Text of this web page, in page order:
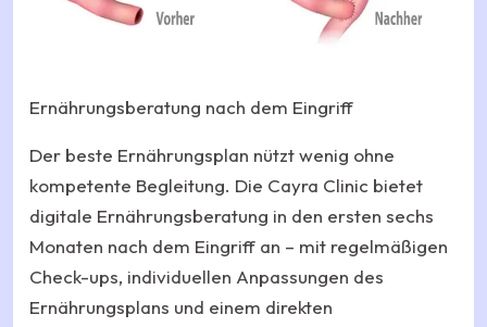
Ernährungsberatung nach dem Eingriff
Der beste Ernährungsplan nützt wenig ohne
kompetente Begleitung. Die Cayra Clinic bietet
digitale Ernährungsberatung in den ersten sechs
Monaten nach dem Eingriff an – mit regelmäßigen
Check-ups, individuellen Anpassungen des
Ernährungsplans und einem direkten